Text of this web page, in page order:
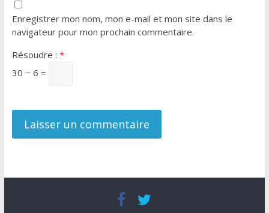
Enregistrer mon nom, mon e-mail et mon site dans le
navigateur pour mon prochain commentaire.
Résoudre : *
30 − 6 =